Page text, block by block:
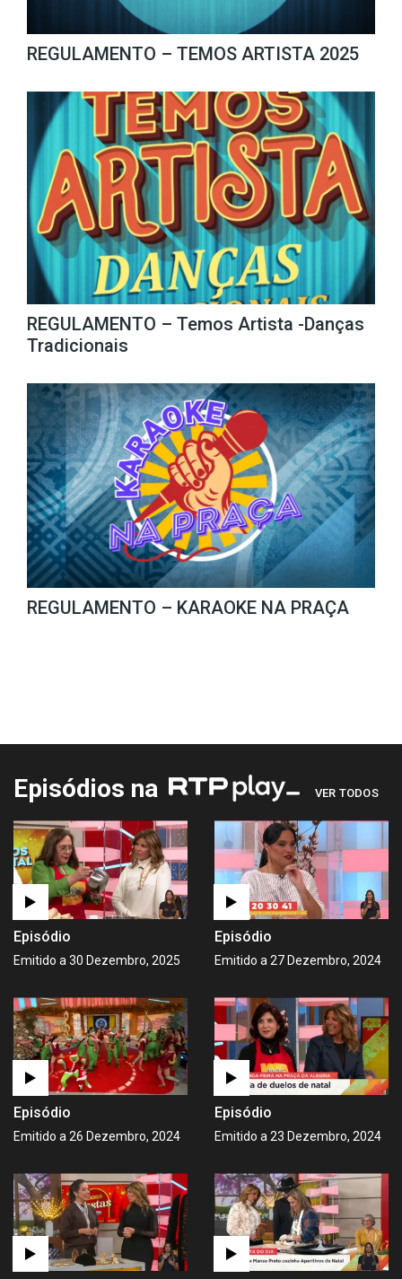
REGULAMENTO – TEMOS ARTISTA 2025
REGULAMENTO – Temos Artista -Danças
Tradicionais
REGULAMENTO – KARAOKE NA PRAÇA
Episódios na VER TODOS
Episódio
Emitido a 30 Dezembro, 2025
Episódio
Emitido a 27 Dezembro, 2024
Episódio
Emitido a 26 Dezembro, 2024
Episódio
Emitido a 23 Dezembro, 2024